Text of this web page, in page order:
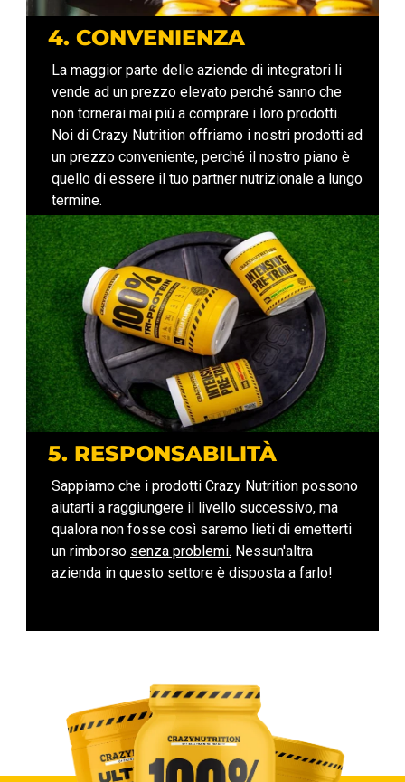
4. CONVENIENZA
La maggior parte delle aziende di integratori li
vende ad un prezzo elevato perché sanno che
non tornerai mai più a comprare i loro prodotti.
Noi di Crazy Nutrition offriamo i nostri prodotti ad
un prezzo conveniente, perché il nostro piano è
quello di essere il tuo partner nutrizionale a lungo
termine.
5. RESPONSABILITÀ
Sappiamo che i prodotti Crazy Nutrition possono
aiutarti a raggiungere il livello successivo, ma
qualora non fosse così saremo lieti di emetterti
un rimborso senza problemi. Nessun'altra
azienda in questo settore è disposta a farlo!